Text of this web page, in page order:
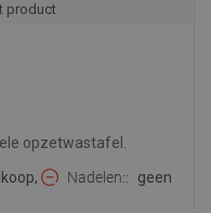
product
opzetwastafel.
Nadelen: geen